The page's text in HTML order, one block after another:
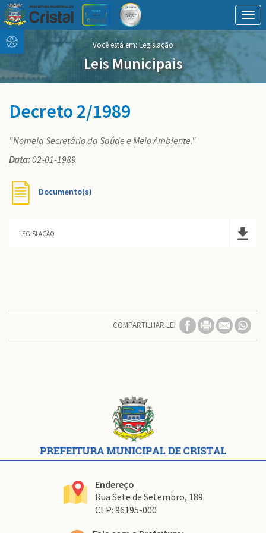
Conteúdo
Menu
conteúdo
do
menu
Você está em:Legislação
Leis Municipais
Decreto 2/1989
"Nomeia Secretário da Saúde e Meio Ambiente."
Data:02-01-1989
Documento(s)
LEGISLAÇÃO
COMPARTILHAR LEI
Conteúdo
Rodapé
Endereço
Rua Sete de Setembro, 189
CEP: 96195-000